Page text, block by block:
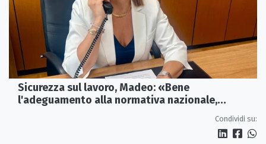
Sicurezza sul lavoro, Madeo: «Bene
l'adeguamento alla normativa nazionale,
Condividi su: